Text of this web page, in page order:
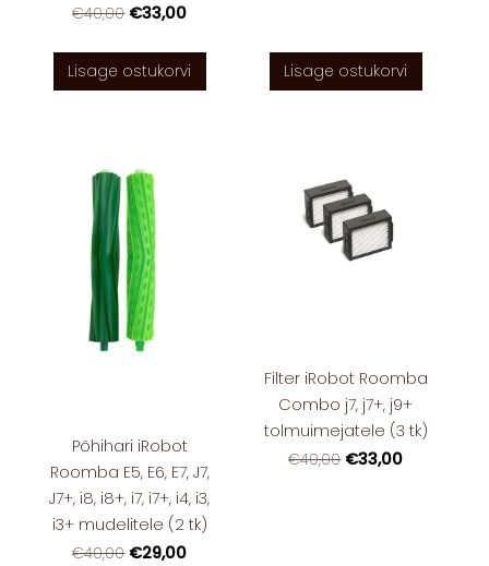
€40,00 €33,00
Lisage ostukorvi Lisage ostukorvi
Põhihari iRobot
Roomba E5, E6, E7, J7,
J7+, i8, i8+, i7, i7+, i4, i3,
i3+ mudelitele (2 tk)
€40,00 €29,00
Filter iRobot Roomba
Combo j7, j7+, j9+
tolmuimejatele (3 tk)
€40,00 €33,00